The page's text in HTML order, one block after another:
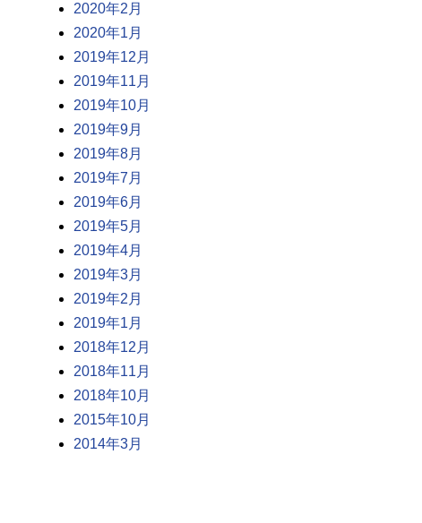
2020年2月
2020年1月
2019年12月
2019年11月
2019年10月
2019年9月
2019年8月
2019年7月
2019年6月
2019年5月
2019年4月
2019年3月
2019年2月
2019年1月
2018年12月
2018年11月
2018年10月
2015年10月
2014年3月